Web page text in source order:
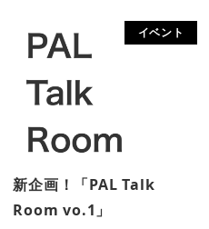
イベント
新企画！「PAL Talk
Room vo.1」